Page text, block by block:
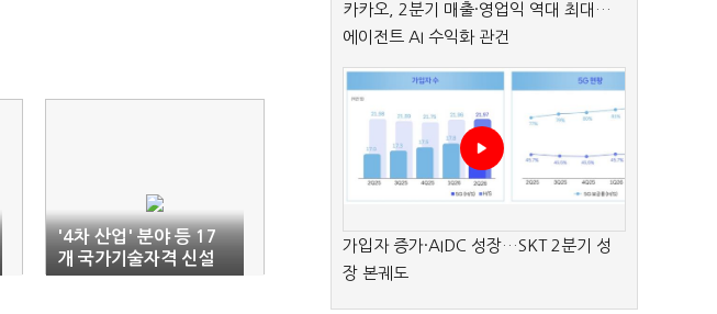
'4차 산업' 분야 등 17
개 국가기술자격 신설
카카오, 2분기 매출·영업익 역대 최대…
에이전트 AI 수익화 관건
가입자 증가·AIDC 성장…SKT 2분기 성
장 본궤도